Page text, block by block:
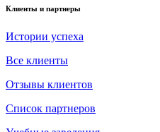
Клиенты и партнеры
Истории успеха
Все клиенты
Отзывы клиентов
Список партнеров